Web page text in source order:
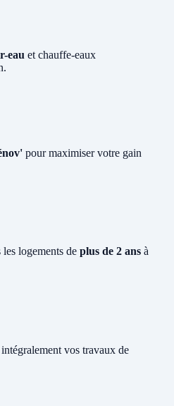
eau et chauffe-eaux
pour maximiser votre gain
logements de plus de 2 ans à
vos travaux de